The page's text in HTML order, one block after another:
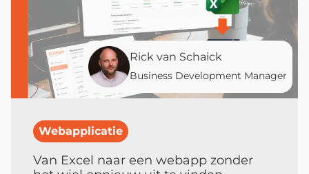
Rick van Schaick
Business Development Manager
Webapplicatie
Van Excel naar een webapp zonder